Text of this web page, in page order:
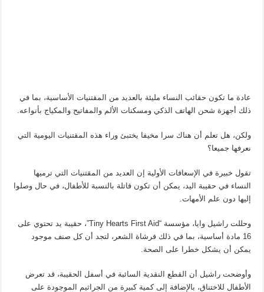
عادة ما تكون حقائب النساء مليئة بالعديد من المقتنيات الأساسية، بما في
ذلك أجهزة شحن الهاتف الذكي ومسكنات الألم والمفاتيح والمكياج بأنواعه.
ولكن، هل تعلم أن هناك سرا مخيفا يختبئ وراء هذه المقتنيات اليومية التي
نعرفها جميعا؟
تقول خبيرة في الإسعافات الأولية إن العديد من المقتنيات التي ترميها
النساء في حقيبة اليد، يمكن أن تكون قاتلة بالنسبة للأطفال، في حال وصلوا
إليها دون علم الأمهات.
وحللت راشيل وايا، مؤسسة “Tiny Hearts First Aid”، حقيبة يد تحتوي على
16 مادة أساسية، بما في ذلك فرشاة الشعر، لتجد أن كل صنف موجود
يمكن أن يشكل خطرا على الصحة.
وأوضحت راشيل أن القطع النقدية السائبة في أسفل الحقيبة، قد تعرض
الأطفال للاختناق، بالإضافة إلى كمية كبيرة من الجراثيم الموجودة على